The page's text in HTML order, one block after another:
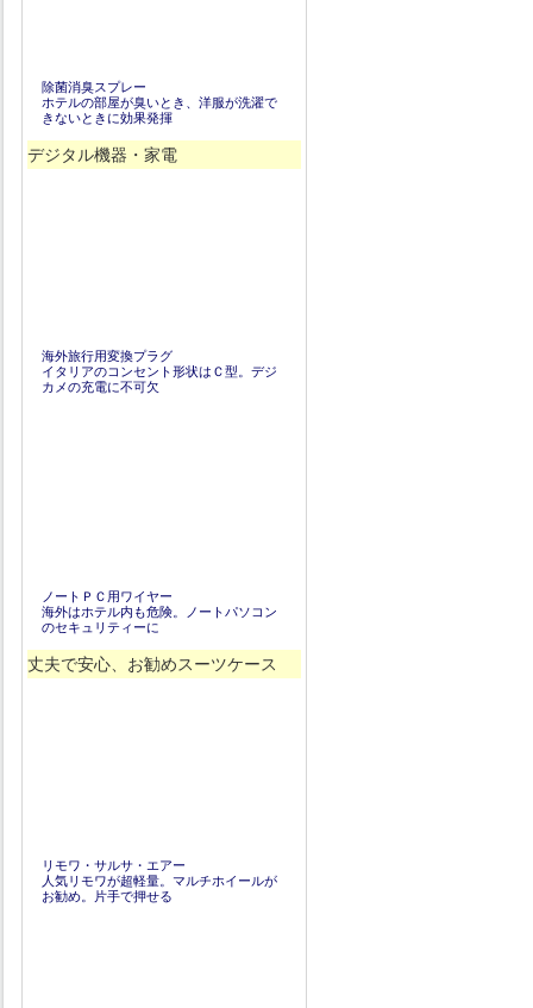
除菌消臭スプレー
ホテルの部屋が臭いとき、洋服が洗濯で
きないときに効果発揮
デジタル機器・家電
海外旅行用変換プラグ
イタリアのコンセント形状はＣ型。デジ
カメの充電に不可欠
ノートＰＣ用ワイヤー
海外はホテル内も危険。ノートパソコン
のセキュリティーに
丈夫で安心、お勧めスーツケース
リモワ・サルサ・エアー
人気リモワが超軽量。マルチホイールが
お勧め。片手で押せる